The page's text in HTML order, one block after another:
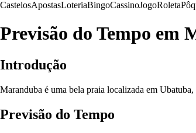
CastelosApostasLoteriaBingoCassinoJogoRoleta
Previsão do Tempo em
Introdução
Maranduba é uma bela praia localizada em
Previsão do Tempo